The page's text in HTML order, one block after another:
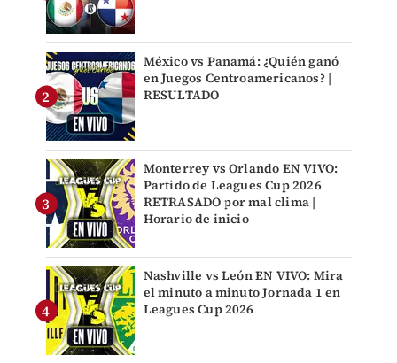
México vs Panamá: ¿Quién ganó
en Juegos Centroamericanos? |
RESULTADO
Monterrey vs Orlando EN VIVO:
Partido de Leagues Cup 2026
RETRASADO por mal clima |
Horario de inicio
Nashville vs León EN VIVO: Mira
el minuto a minuto Jornada 1 en
Leagues Cup 2026